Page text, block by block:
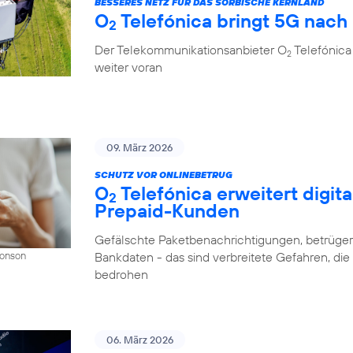
O2 Telefónica bringt 5G
Der Telekommunikationsanbieter O2
weiter voran
09. März 2026
SCHUTZ VOR ONLINEBETRUG
O2 Telefónica erweitert
Prepaid-Kunden
Gefälschte Paketbenachrichtigungen,
Bankdaten - das sind verbreitete Gefahren,
bedrohen
06. März 2026